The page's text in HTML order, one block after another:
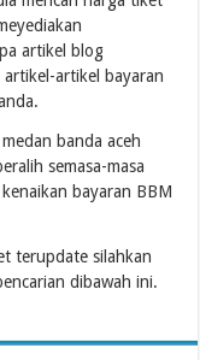
artikel blog
artikel bayaran
banda aceh
semasa-masa
bayaran BBM
terupdate silahkan
dibawah ini.